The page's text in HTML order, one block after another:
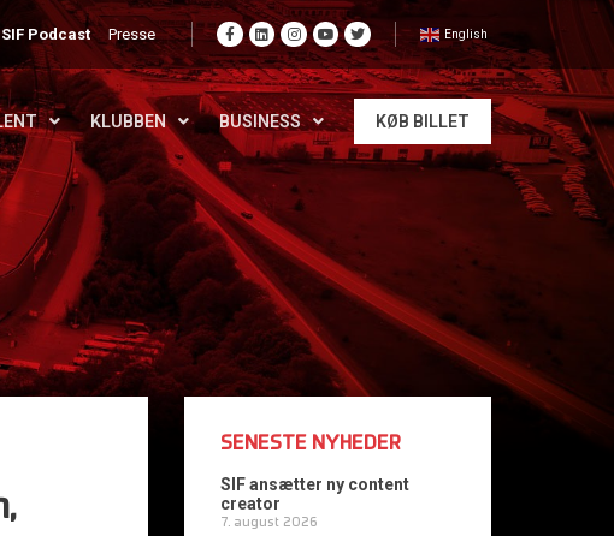
SIF Podcast Presse English
KLUBBEN BUSINESS KØB BILLET
SENESTE NYHEDER
SIF ansætter ny content
creator
7. august 2026